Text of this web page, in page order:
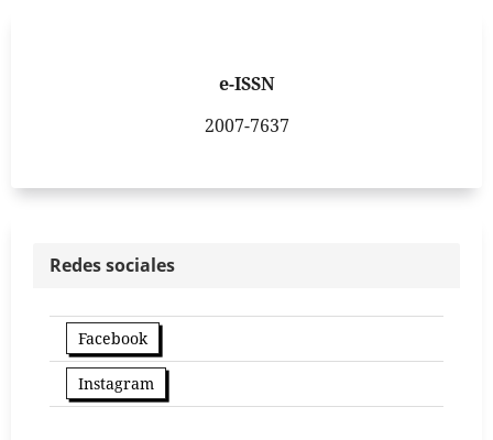
e-ISSN
2007-7637
Redes sociales
Facebook
Instagram